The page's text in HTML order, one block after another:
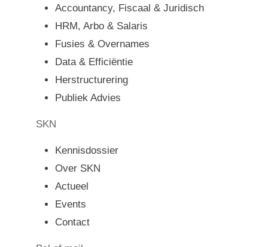
Accountancy, Fiscaal & Juridisch
HRM, Arbo & Salaris
Fusies & Overnames
Data & Efficiëntie
Herstructurering
Publiek Advies
SKN
Kennisdossier
Over SKN
Actueel
Events
Contact